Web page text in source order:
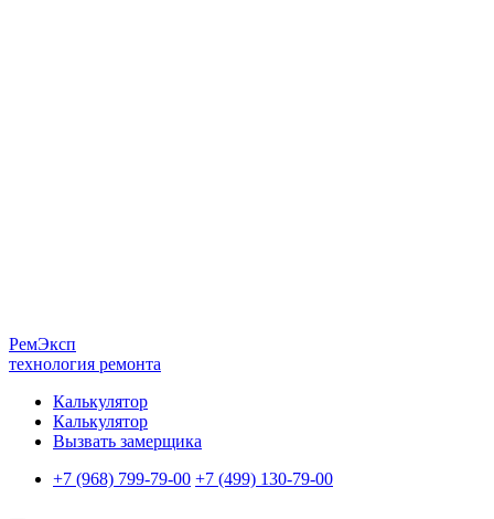
РемЭксп
технология ремонта
Калькулятор
Калькулятор
Вызвать замерщика
+7 (968) 799-79-00 +7 (499) 130-79-00